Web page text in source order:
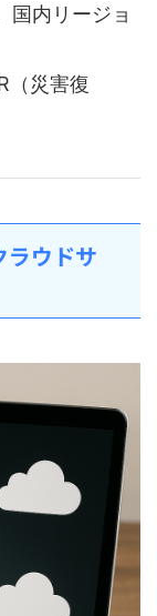
国内リージョ
（災害復
ラウドサ